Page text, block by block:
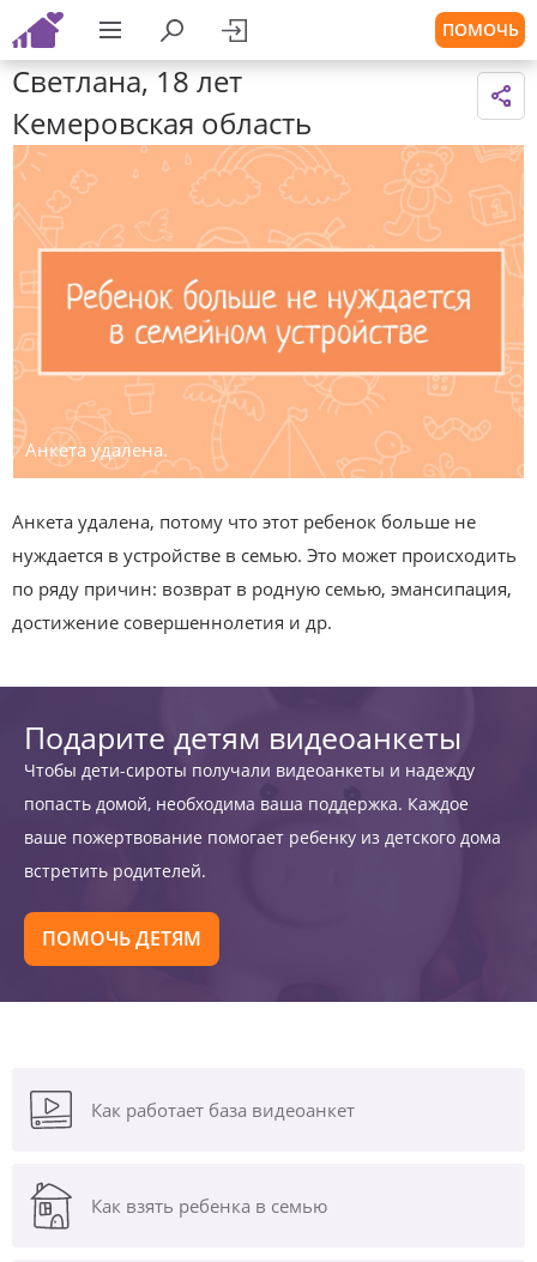
ПОМОЧЬ
Светлана, 18 лет
Кемеровская область
Анкета удалена.
Анкета удалена, потому что этот ребенок больше не
нуждается в устройстве в семью. Это может происходить
по ряду причин: возврат в родную семью, эмансипация,
достижение совершеннолетия и др.
Подарите детям видеоанкеты
Чтобы дети-сироты получали видеоанкеты и надежду
попасть домой, необходима ваша поддержка. Каждое
ваше пожертвование помогает ребенку из детского дома
встретить родителей.
ПОМОЧЬ ДЕТЯМ
Как работает база видеоанкет
Как взять ребенка в семью